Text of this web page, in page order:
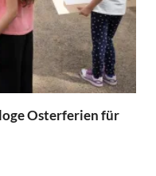
Osterferien für